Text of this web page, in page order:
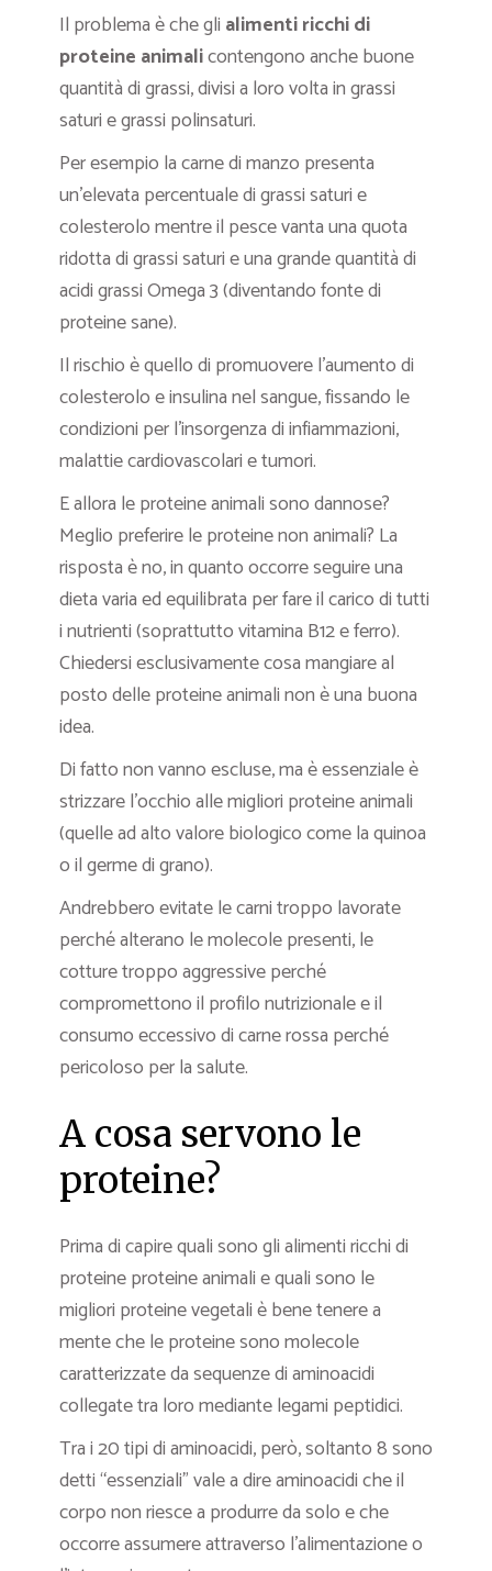
Il problema è che gli alimenti ricchi di
proteine animalicontengono anche buone
quantità di grassi, divisi a loro volta in grassi
saturi e grassi polinsaturi.
Per esempio la carne di manzo presenta
un’elevata percentuale di grassi saturi e
colesterolo mentre il pesce vanta una quota
ridotta di grassi saturi e una grande quantità di
acidi grassi Omega 3 (diventando fonte di
proteine sane).
Il rischio è quello di promuovere l’aumento di
colesterolo e insulina nel sangue, fissando le
condizioni per l’insorgenza di infiammazioni,
malattie cardiovascolari e tumori.
E allora le proteine animali sono dannose?
Meglio preferire le proteine non animali? La
risposta è no, in quanto occorre seguire una
dieta varia ed equilibrata per fare il carico di tutti
i nutrienti (soprattutto vitamina B12 e ferro).
Chiedersi esclusivamente cosa mangiare al
posto delle proteine animali non è una buona
idea.
Di fatto non vanno escluse, ma è essenziale è
strizzare l’occhio alle migliori proteine animali
(quelle ad alto valore biologico come la quinoa
o il germe di grano).
Andrebbero evitate le carni troppo lavorate
perché alterano le molecole presenti, le
cotture troppo aggressive perché
compromettono il profilo nutrizionale e il
consumo eccessivo di carne rossa perché
pericoloso per la salute.
A cosa servono le
proteine?
Prima di capire quali sono gli alimenti ricchi di
proteine proteine animali e quali sono le
migliori proteine vegetali è bene tenere a
mente che le proteine sono molecole
caratterizzate da sequenze di aminoacidi
collegate tra loro mediante legami peptidici.
Tra i 20 tipi di aminoacidi, però, soltanto 8 sono
detti “essenziali” vale a dire aminoacidi che il
corpo non riesce a produrre da solo e che
occorre assumere attraverso l’alimentazione o